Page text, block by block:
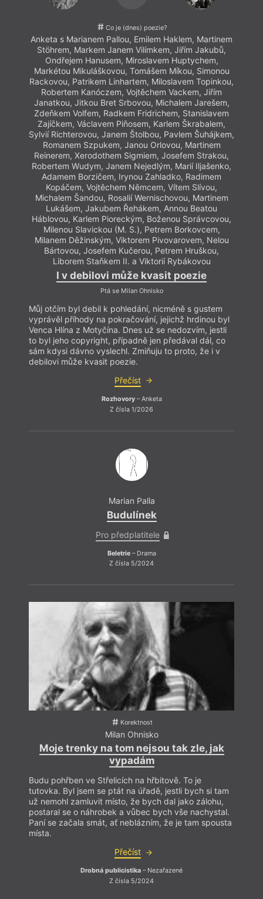
Co je (dnes) poezie?
Anketa s Marianem Pallou, Emilem Haklem, Martinem
Stöhrem, Markem Janem Vilímkem, Jiřím Jakubů,
Ondřejem Hanusem, Miroslavem Huptychem,
Markétou Mikuláškovou, Tomášem Míkou, Simonou
Rackovou, Patrikem Linhartem, Miloslavem Topinkou,
Robertem Kanóczem, Vojtěchem Vackem, Jiřím
Janatkou, Jitkou Bret Srbovou, Michalem Jarešem,
Zdeňkem Volfem, Radkem Fridrichem, Stanislavem
Zajíčkem, Václavem Piňosem, Karlem Škrabalem,
Sylvií Richterovou, Janem Štolbou, Pavlem Šuhájkem,
Romanem Szpukem, Janou Orlovou, Martinem
Reinerem, Xerodothem Sigmiem, Josefem Strakou,
Robertem Wudym, Janem Nejedlým, Marií Iljašenko,
Adamem Borzičem, Irynou Zahladko, Radimem
Kopáčem, Vojtěchem Němcem, Vítem Slívou,
Michalem Šandou, Rosalií Wernischovou, Martinem
Lukášem, Jakubem Řehákem, Annou Beatou
Háblovou, Karlem Pioreckým, Boženou Správcovou,
Milenou Slavickou (M. S.), Petrem Borkovcem,
Milanem Děžinským, Viktorem Pivovarovem, Nelou
Bártovou, Josefem Kučerou, Petrem Hruškou,
Liborem Staňkem II. a Viktorií Rybákovou
I v debilovi může kvasit poezie
Ptá se Milan Ohnisko
Můj otčím byl debil k pohledání, nicméně s gustem
vyprávěl příhody na pokračování, jejichž hrdinou byl
Venca Hlína z Motyčína. Dnes už se nedozvím, jestli
to byl jeho copyright, případně jen předával dál, co
sám kdysi dávno vyslechl. Zmiňuju to proto, že i v
debilovi může kvasit poezie.
Přečíst
Rozhovory– Anketa
Z čísla 1/2026
Marian Palla
Budulínek
Pro předplatitele
Beletrie– Drama
Z čísla 5/2024
Korektnost
Milan Ohnisko
Moje trenky na tom nejsou tak zle, jak
vypadám
Budu pohřben ve Střelicích na hřbitově. To je
tutovka. Byl jsem se ptát na úřadě, jestli bych si tam
už nemohl zamluvit místo, že bych dal jako zálohu,
postaral se o náhrobek a vůbec bych vše nachystal.
Paní se začala smát, ať neblázním, že je tam spousta
místa.
Přečíst
Drobná publicistika – Nezařazené
Z čísla 5/2024